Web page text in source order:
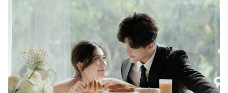
紀錄生命最初的奇妙蛻變！🐶 寵物毛孩寫真：寵物就是我們
的家人！有毛、無毛的寶貝我們都歡迎！昆娜擁有獨立的專
業攝影棚與耐心的團隊，善於捕捉寶貝與妳之間最真摯、最
互相信任的眼神互動。(本項可與全家福、孕婦婚紗完美結合
拍攝)Q：專案價格是多少？內容有什麼？A：昆娜全家福專案
36800起、孕婦寫真及寵物寫真專案28800起，內含昆娜立
體攝影棚拍攝、2套女生禮服、20組相片(含電子檔)入冊、相
看懂：結婚包套 v.s 單拍婚紗照每個人的婚禮節奏不同，適合
的方案當然也不同：方案項目✨ 結婚包套 (一條龍服務)📸 單
拍婚紗照 (純拍照方案)方案價格(僅供參考)$53800 ～
$99800$42800 ～ $58800服務內容包含「婚紗攝影」與
「宴客禮服、周邊」僅包含「婚紗攝影」相關服務適合對象
婚期已定/未定講求效率、希望婚禮風格一致的忙碌新人已辦
完婚宴、海外婚禮或不辦宴客的新人最大優點省時、省心、